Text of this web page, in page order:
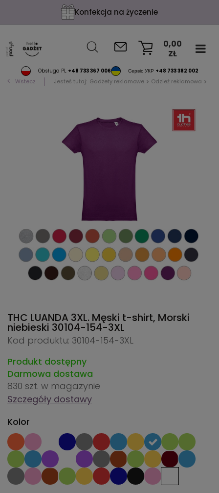
Konfekcja na życzenie
Obsługa PL +48 733 367 006 Сервіс УКР +48 733 382 002
0,00
ZŁ
Wstecz Jesteś tutaj: Gadżety reklamowe Odzież reklamowa
THC LUANDA 3XL. Męski t-shirt, Morski
niebieski 30104-154-3XL
Kod produktu: 30104-154-3XL
Produkt dostępny
Darmowa dostawa
830 szt. w magazynie
Szczegóły dostawy
Kolor